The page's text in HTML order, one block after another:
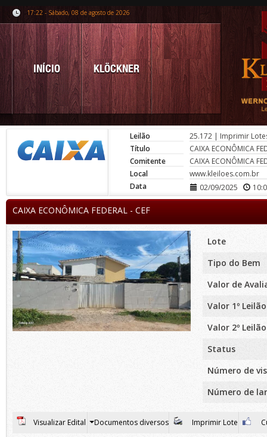
17:22 - Sábado, 08 de agosto de 2026
INÍCIO KLÖCKNER
Leilão 25.172 | Imprimir
Título
CAIXA ECONÔMICA
Comitente
CAIXA ECONÔMICA
Local
www.kleiloes.com.br
Data
02/09/2025
CAIXA ECONÔMICA FEDERAL - CEF
Lote
Tipo do Bem
Valor de
Valor 1º Leilão
Valor 2º Leilão
Status
Número de
Número de
Visualizar Edital Documentos diversos Imprimir Lote